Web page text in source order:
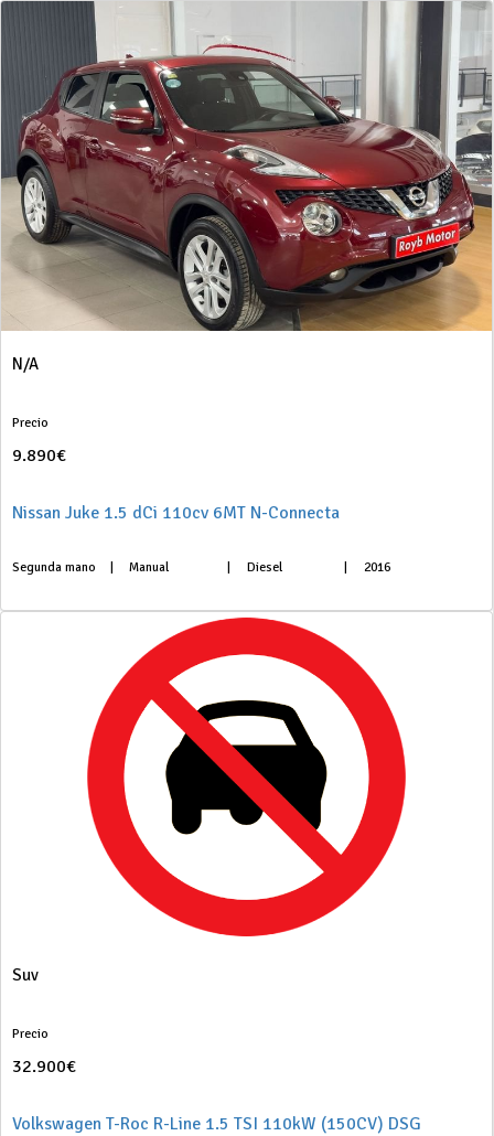
N/A
Precio
9.890€
Nissan Juke 1.5 dCi 110cv 6MT N-Connecta
Segunda mano Manual Diesel 2016
Suv
Precio
32.900€
Volkswagen T-Roc R-Line 1.5 TSI 110kW (150CV) DSG